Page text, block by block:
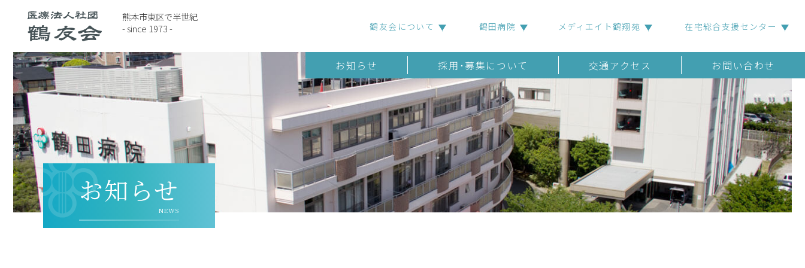
熊本市東区で半世紀
- since 1973 -
鶴友会について 鶴田病院 メディエイト鶴翔苑 在宅総合支援センター
お知らせ 採用･募集について 交通アクセス お問い合わせ
お知らせ
NEWS